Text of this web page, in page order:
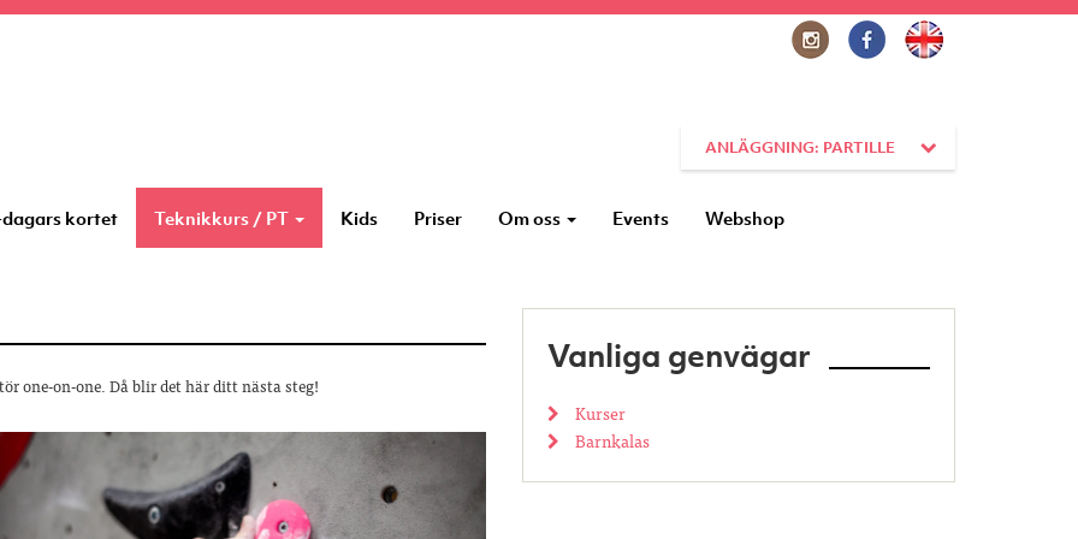
ANLÄGGNING: PARTILLE
kortet Teknikkurs / PT Kids Priser Om oss Events Webshop
one-on-one. Då blir det här ditt nästa steg!
Vanliga genvägar
Kurser
Barnkalas